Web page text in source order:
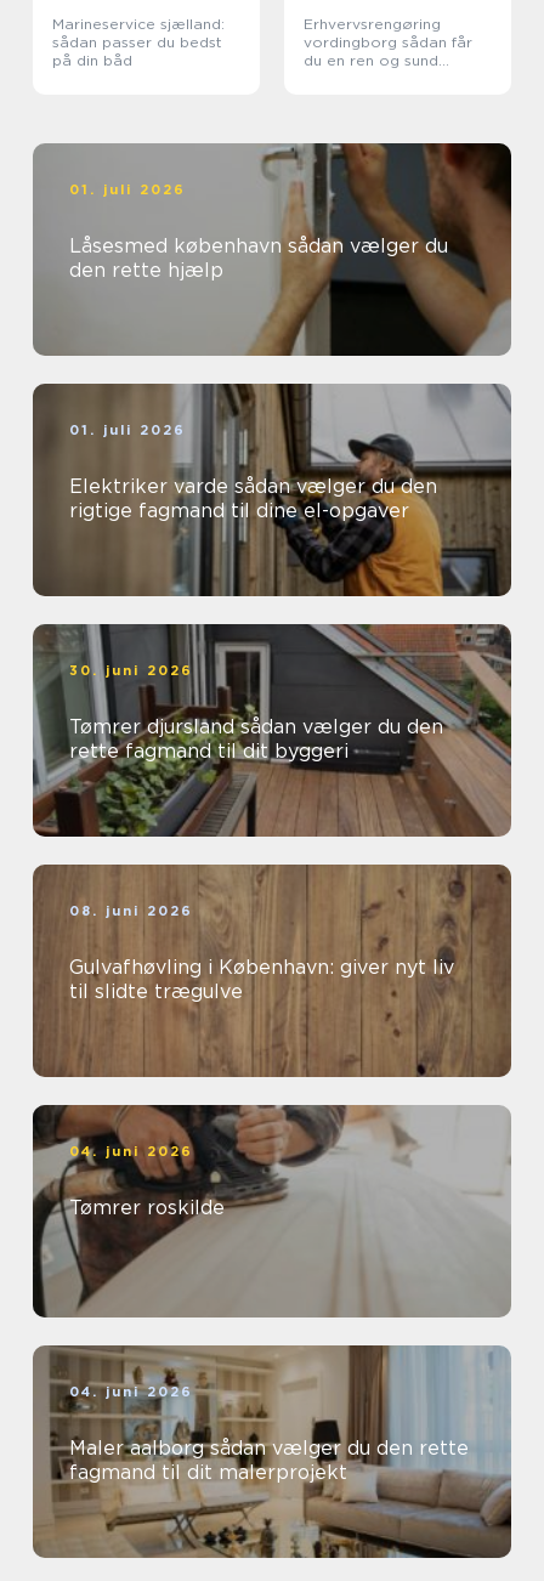
Marineservice sjælland:
sådan passer du bedst
på din båd
Erhvervsrengøring
vordingborg sådan får
du en ren og sund
01. juli 2026
Låsesmed københavn sådan vælger du
den rette hjælp
01. juli 2026
Elektriker varde sådan vælger du den
rigtige fagmand til dine el-opgaver
30. juni 2026
Tømrer djursland sådan vælger du den
rette fagmand til dit byggeri
08. juni 2026
Gulvafhøvling i København: giver nyt liv
til slidte trægulve
04. juni 2026
Tømrer roskilde
04. juni 2026
Maler aalborg sådan vælger du den rette
fagmand til dit malerprojekt